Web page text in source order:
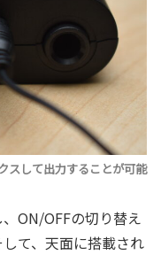
スして出力することが可能
ON/OFFの切り替え
て、天面に搭載され